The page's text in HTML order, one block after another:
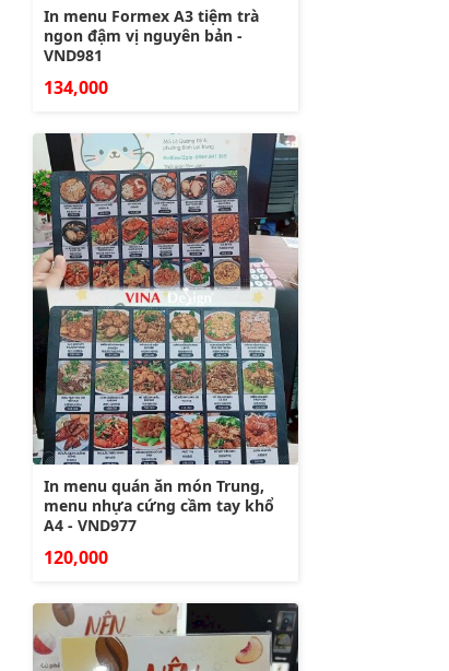
In menu Formex A3 tiệm trà
ngon đậm vị nguyên bản -
VND981
134,000
In menu quán ăn món Trung,
menu nhựa cứng cầm tay khổ
A4 - VND977
120,000